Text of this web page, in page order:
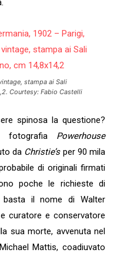
stampa ai Sali
Courtesy: Fabio Castelli
spinosa la questione?
fotografia Powerhouse
da Christie’sper 90 mila
di originali firmati
poche le richieste di
il nome di Walter
curatore e conservatore
sua morte, avvenuta nel
Mattis, coadiuvato